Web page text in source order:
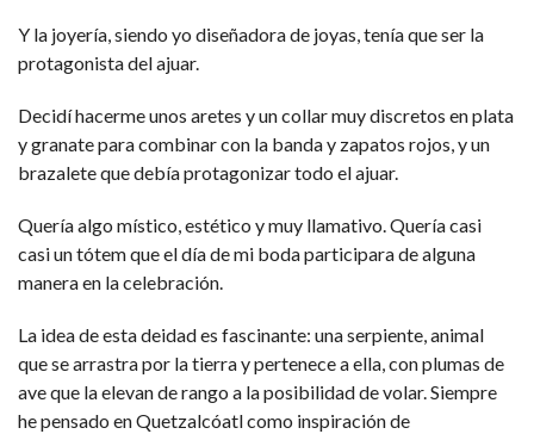
Y la joyería, siendo yo diseñadora de joyas, tenía que ser la
protagonista del ajuar.
Decidí hacerme unos aretes y un collar muy discretos en plata
y granate para combinar con la banda y zapatos rojos, y un
brazalete que debía protagonizar todo el ajuar.
Quería algo místico, estético y muy llamativo. Quería casi
casi un tótem que el día de mi boda participara de alguna
manera en la celebración.
La idea de esta deidad es fascinante: una serpiente, animal
que se arrastra por la tierra y pertenece a ella, con plumas de
ave que la elevan de rango a la posibilidad de volar. Siempre
he pensado en Quetzalcóatl como inspiración de